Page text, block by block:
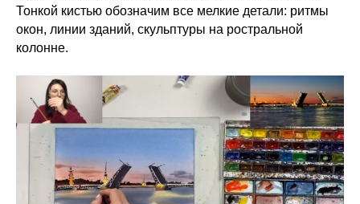
Тонкой кистью обозначим все мелкие детали: ритмы
окон, линии зданий, скульптуры на ростральной
колонне.